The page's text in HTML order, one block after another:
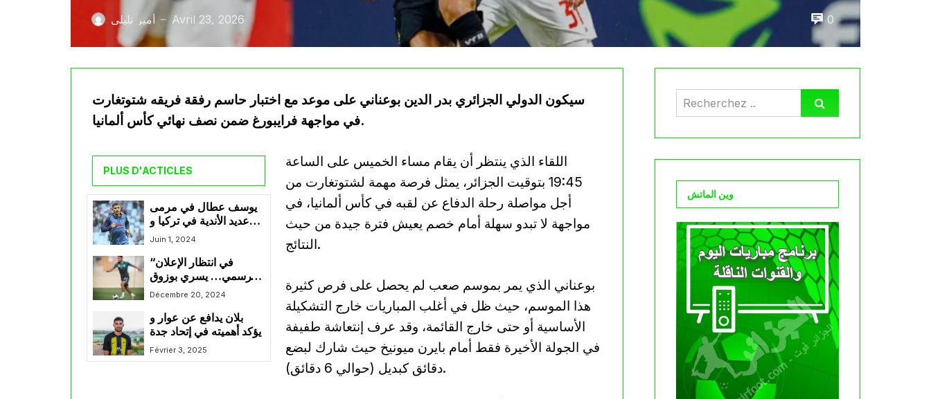
أمير تليلي — Avril 23, 2026 0
سيكون الدولي الجزائري بدر الدين بوعناني على موعد مع اختبار حاسم رفقة فريقه شتوتغارت
في مواجهة فرايبورغ ضمن نصف نهائي كأس ألمانيا.
PLUS D'ACTICLES
يوسف عطال في مرمى
عديد الأندية في تركيا و
خارجها
Juin 1, 2024
“في انتظار الإعلان
الرسمي… يسري بوزوق
يفسخ عقده مع الرجاء و
Décembre 20, 2024
بلان يدافع عن عوار و
يؤكد أهميته في إتحاد جدة
Février 3, 2025
اللقاء الذي ينتظر أن يقام مساء الخميس على الساعة
19:45 بتوقيت الجزائر، يمثل فرصة مهمة لشتوتغارت من
أجل مواصلة رحلة الدفاع عن لقبه في كأس ألمانيا، في
مواجهة لا تبدو سهلة أمام خصم يعيش فترة جيدة من حيث
النتائج.
بوعناني الذي يمر بموسم صعب لم يحصل على فرص كثيرة
هذا الموسم، حيث ظل في أغلب المباريات خارج التشكيلة
الأساسية أو حتى خارج القائمة، وقد عرف إنتعاشة طفيفة
في الجولة الأخيرة فقط أمام بايرن ميونيخ حيث شارك لبضع
دقائق كبديل (حوالي 6 دقائق).
وين الماتش